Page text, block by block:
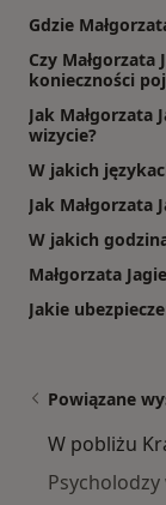
Gdzie
Czy Małgorzata
konieczności
Jak Małgorzata
wizycie?
W jakich
Jak Małgorzata
W jakich
Małgorzata
Jakie
Powiązane
W pobliżu